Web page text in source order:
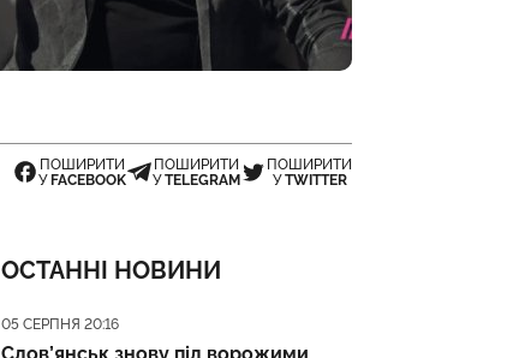
ПОШИРИТИ
У FACEBOOK
ПОШИРИТИ
УTELEGRAM
ПОШИРИТИ
УTWITTER
ОСТАННІ НОВИНИ
Дата публікації
05 СЕРПНЯ 20:16